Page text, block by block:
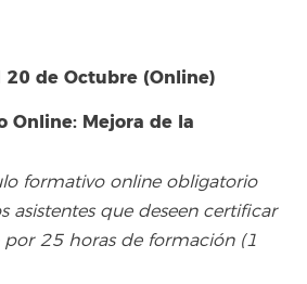
de Octubre (Online)
Online: Mejora de la
formativo online obligatorio
asistentes que deseen certificar
por 25 horas de formación (1